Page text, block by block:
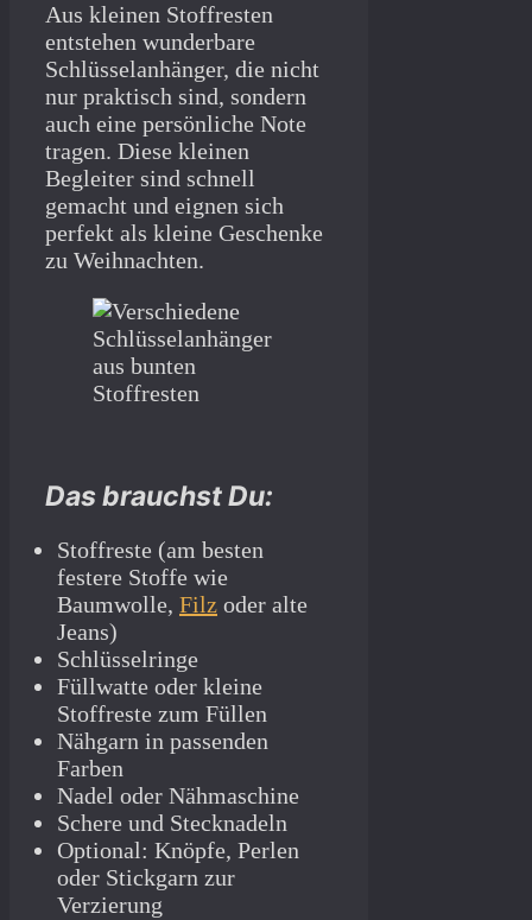
Aus kleinen Stoffresten
entstehen wunderbare
Schlüsselanhänger, die nicht
nur praktisch sind, sondern
auch eine persönliche Note
tragen. Diese kleinen
Begleiter sind schnell
gemacht und eignen sich
perfekt als kleine Geschenke
zu Weihnachten.
Das brauchst Du:
Stoffreste (am besten
festere Stoffe wie
Baumwolle, Filz oder alte
Jeans)
Schlüsselringe
Füllwatte oder kleine
Stoffreste zum Füllen
Nähgarn in passenden
Farben
Nadel oder Nähmaschine
Schere und Stecknadeln
Optional: Knöpfe, Perlen
oder Stickgarn zur
Verzierung